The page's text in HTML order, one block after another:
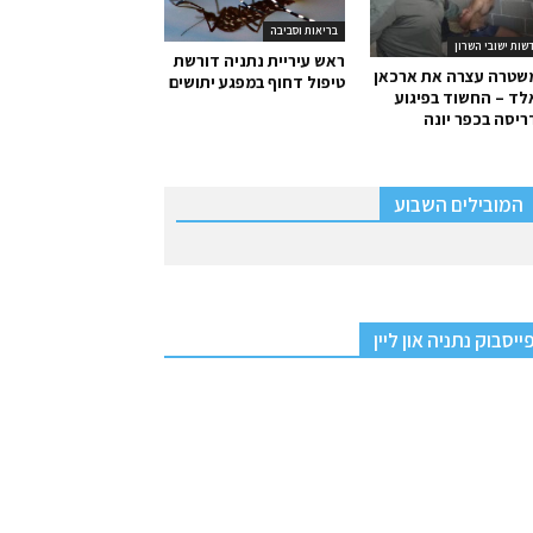
בריאות וסביבה
ראש עיריית נתניה דורשת
טיפול דחוף במפגע יתושים
ישובי השרון
עצרה את ארכאן
– החשוד בפיגוע
בכפר יונה
המובילים השבוע
פייסבוק נתניה און ליין